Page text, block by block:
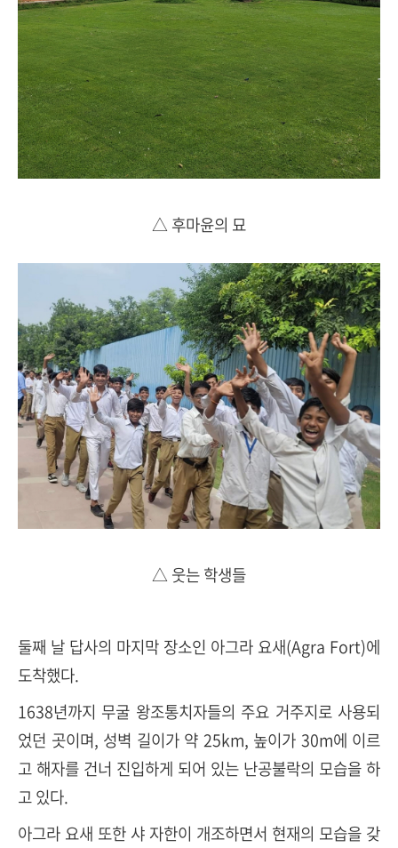
△ 후마윤의 묘
△웃는 학생들
둘째 날 답사의 마지막 장소인 아그라 요새(Agra Fort)에
도착했다.
1638년까지 무굴 왕조통치자들의 주요 거주지로 사용되
었던 곳이며, 성벽 길이가 약 25km, 높이가 30m에 이르
고 해자를 건너 진입하게 되어 있는 난공불락의 모습을 하
고 있다.
아그라 요새 또한 샤 자한이 개조하면서 현재의 모습을 갖